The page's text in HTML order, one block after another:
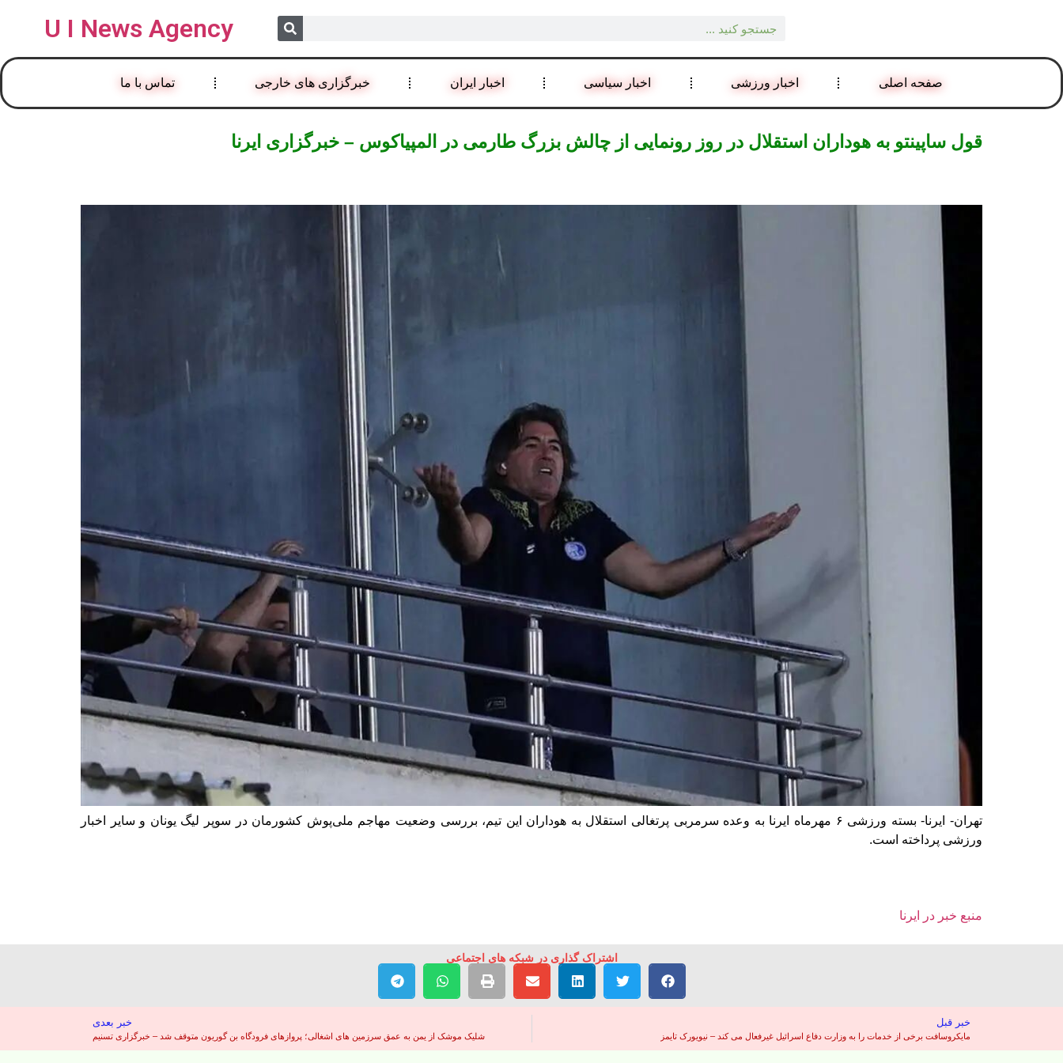
U I News Agency
صفحه اصلی اخبار ورزشی اخبار سیاسی اخبار ایران خبرگزاری های خارجی تماس با ما
قول ساپینتو به هوداران استقلال در روز رونمایی از چالش بزرگ طارمی در المپیاکوس – خبرگزاری ایرنا
تهران- ایرنا- بسته ورزشی ۶ مهرماه ایرنا به وعده سرمربی پرتغالی استقلال به هوداران این تیم، بررسی وضعیت مهاجم ملی‌پوش کشورمان در سوپر لیگ یونان و سایر اخبار
ورزشی پرداخته است.
منبع خبر در ایرنا
اشتراک گذاری در شبکه های اجتماعی
خبر قبل
مایکروسافت برخی از خدمات را به وزارت دفاع اسرائیل غیرفعال می کند – نیویورک تایمز
خبر بعدی
شلیک موشک از یمن به عمق سرزمین های اشغالی؛ پروازهای فرودگاه بن گوریون متوقف شد – خبرگزاری تسنیم